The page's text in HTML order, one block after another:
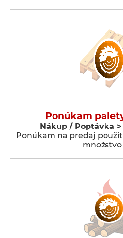
Ponúkam
Nákup / Poptávka
Ponúkam na predaj
množstvo